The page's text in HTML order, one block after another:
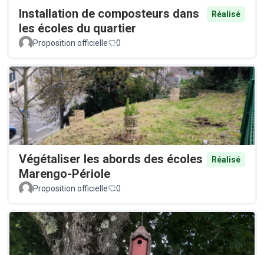
Installation de composteurs dans
les écoles du quartier
Réalisé
Proposition officielle 0
Végétaliser les abords des écoles
Marengo-Périole
Réalisé
Proposition officielle 0